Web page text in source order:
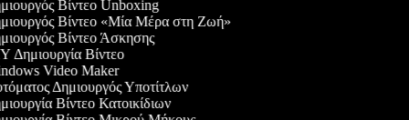
Βίντεο Unboxing
Βίντεο «Μία Μέρα στη Ζωή»
Βίντεο Άσκησης
Δημιουργία Βίντεο
Video Maker
Δημιουργός Υποτίτλων
Βίντεο Κατοικίδιων